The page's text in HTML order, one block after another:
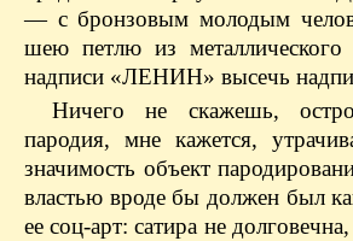
— с бронзовым молодым
шею петлю из
надписи «ЛЕНИН» высечь
Ничего не скажешь,
пародия, мне кажется,
значимость объект
властью вроде бы должен был
ее соц-арт: сатира не